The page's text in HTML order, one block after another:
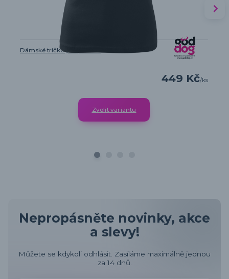
Dámské tričko „Můj Boxer“
449 Kč/ks
Zvolit variantu
Nepropásněte novinky, akce
a slevy!
Můžete se kdykoli odhlásit. Zasíláme maximálně jednou
za 14 dnů.